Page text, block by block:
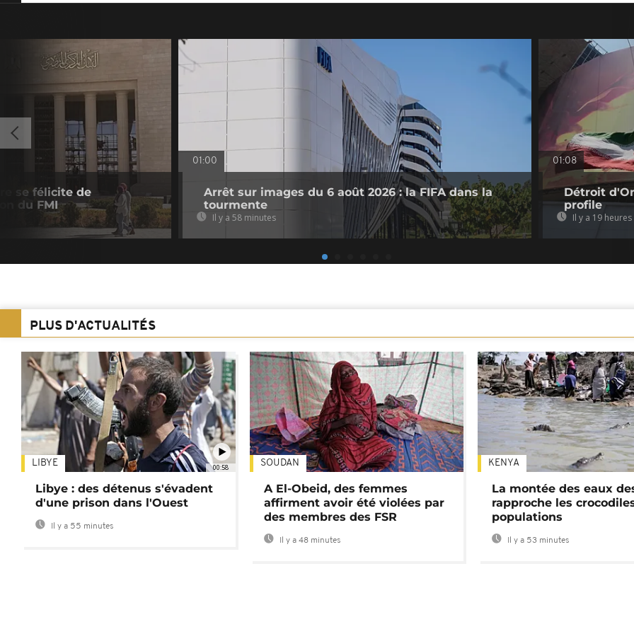
se félicite de
du FMI
01:00
Arrêt sur images du 6 août 2026 : la FIFA dans la
tourmente
Il y a 58 minutes
01:08
Détroit
profile
Il y a 19 heures
PLUS D'ACTUALITÉS
00:58
LIBYE
Libye : des détenus s'évadent
d'une prison dans l'Ouest
Il y a 55 minutes
SOUDAN
A El-Obeid, des femmes
affirment avoir été violées par
des membres des FSR
Il y a 48 minutes
KENYA
La montée des eaux
rapproche les
populations
Il y a 53 minutes